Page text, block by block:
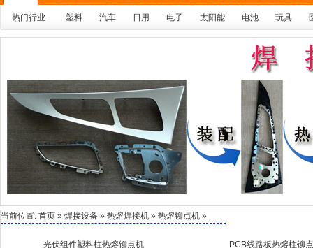
热门行业 塑料 汽车 日用 电子 太阳能 电池 玩具
当前位置: 首页 » 焊接设备 » 热熔焊接机 » 热熔铆点机 »
光伏组件塑料柱热熔铆点机 PCB线路板热熔柱铆